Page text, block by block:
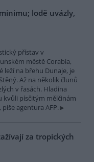
lodě uvázly,
přístav v
městě Corabia,
leží na břehu Dunaje, je
Až na několik člunů
v řasách. Hladina
kvůli písčitým mělčinám
agentura AFP.
za tropických